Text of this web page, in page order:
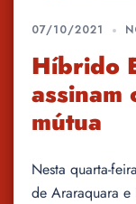
07/10/2021
Híbrido
assinam
mútua
Nesta quarta-
de Araraquara e